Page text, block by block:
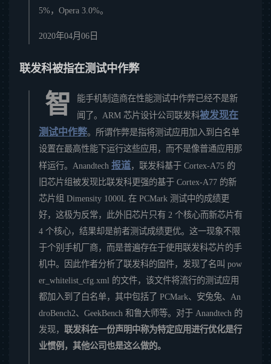
5%，Opera 3.0%。
2020年04月06日
联发科被指在测试中作弊
智
能手机制造商在性能测试中作弊已经不是新
闻了。ARM 芯片设计公司联发科被发现在
测试中作弊。所谓作弊是指将测试应用加入到白名单
设置在最高性能下运行这些应用，而不是像普通应用那
样运行。Anandtech 报道，联发科基于 Cortex-A75 的
旧芯片组被发现比联发科更强的基于 Cortex-A77 的新
芯片组 Dimensity 1000L 在 PCMark 测试中的成绩更
好，这极为反常，此外旧芯片只有 2 个核心而新芯片有
4 个核心，结果却是前者测试成绩更优。这一现象不限
于个别手机厂商，而是普遍存在于使用联发科芯片的手
机中。因此作者分析了联发科的固件，发现了名叫 pow
er_whitelist_cfg.xml 的文件，该文件将流行的测试应用
都加入到了白名单，其中包括了 PCMark、安兔兔、An
droBench2、GeekBench 和鲁大师等。对于 Anandtech 的
发现， 联发科在一份声明中称为特定应用进行优化是行
业惯例，其他公司也是这么做的。